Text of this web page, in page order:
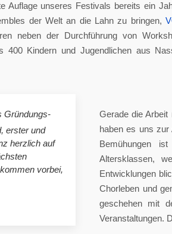
Auflage unseres Festivals bereits ein
der Welt an die Lahn zu bringen,
neben der Durchführung von
Kindern und Jugendlichen aus
Gründungs-
erster und
herzlich auf
vorbei,
Gerade die
haben es uns zur
Bemühungen
Altersklassen,
Entwicklungen
Chorleben und
geschehen mit
Veranstaltungen.